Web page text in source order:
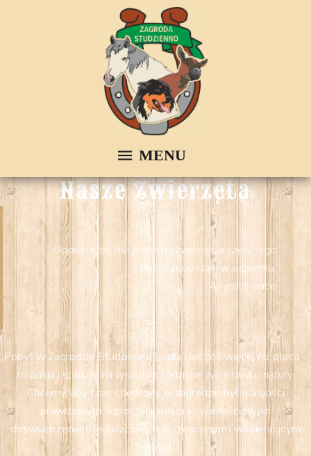
Nasze Zwierzęta
Dopóki ktoś nie pokocha zwierzęcia część jego
duszy pozostaje w uśpieniu.
Anatol France
Pobyt w Zagrodzie Studzienno to dla nas coś więcej niż praca –
to pasja i sposób na wspólne, rodzinne życie blisko natury.
Chcemy, aby czas spędzony w zagrodzie był dla gości
prawdziwym odpoczynkiem oraz wartościowym
doświadczeniem: edukacyjnym, rekreacyjnym i wspierającym
rozwój.